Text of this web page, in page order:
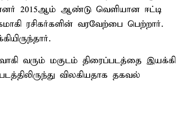
2015ஆம் ஆண்டு வெளியான ஈட்டி
ரசிகர்களின் வரவேற்பை பெற்றார்.
வரும் மகுடம் திரைப்படத்தை இயக்கி
விலகியதாக தகவல்